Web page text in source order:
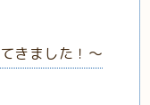
きました！～